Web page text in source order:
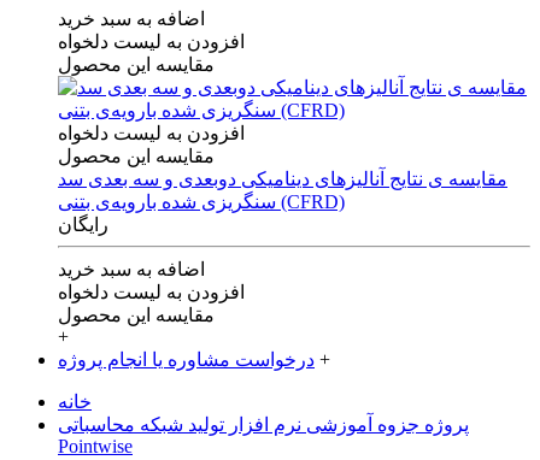
اضافه به سبد خرید
افزودن به لیست دلخواه
مقایسه این محصول
افزودن به لیست دلخواه
مقایسه این محصول
مقایسه ی‌ نتایج آنالیزهای‌ دینامیکی‌ دوبعدی‌ و‌ سه بعدی‌ سد
سنگریزی‌ شده با‌رویه‌ی‌ بتنی‌ (CFRD)
رایگان
اضافه به سبد خرید
افزودن به لیست دلخواه
مقایسه این محصول
+
درخواست مشاوره یا انجام پروژه +
خانه
پروژه جزوه آموزشی نرم افزار تولید شبکه محاسباتی
Pointwise